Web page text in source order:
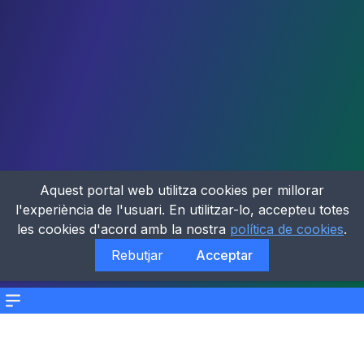
Menu
Aquest portal web utilitza cookies per millorar
l'experiència de l'usuari. En utilitzar-lo, accepteu totes
les cookies d'acord amb la nostra política de cookies.
Rebutjar
Acceptar